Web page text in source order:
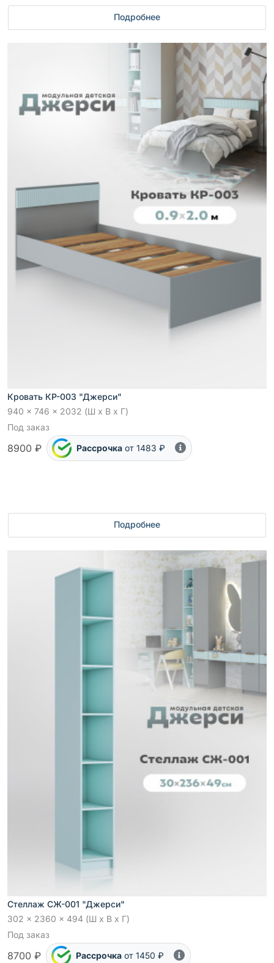
Подробнее
Кровать КР-003 "Джерси"
940 x 746 x 2032 (Ш x В x Г)
Под заказ
8900 ₽ Рассрочка от 1483 ₽
Подробнее
Стеллаж СЖ-001 "Джерси"
302 x 2360 x 494 (Ш x В x Г)
Под заказ
8700 ₽ Рассрочка от 1450 ₽